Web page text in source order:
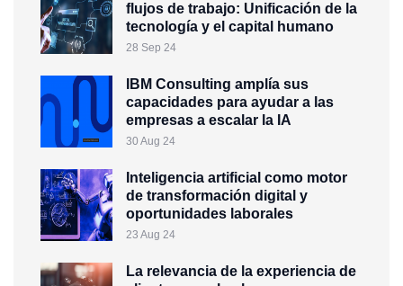
flujos de trabajo: Unificación de la
tecnología y el capital humano
28 Sep 24
IBM Consulting amplía sus
capacidades para ayudar a las
empresas a escalar la IA
30 Aug 24
Inteligencia artificial como motor
de transformación digital y
oportunidades laborales
23 Aug 24
La relevancia de la experiencia de